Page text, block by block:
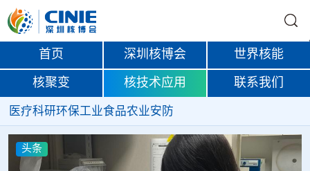
首页 深圳核博会 世界核能
核聚变 核技术应用 联系我们
医疗科研环保工业食品农业安防
头条